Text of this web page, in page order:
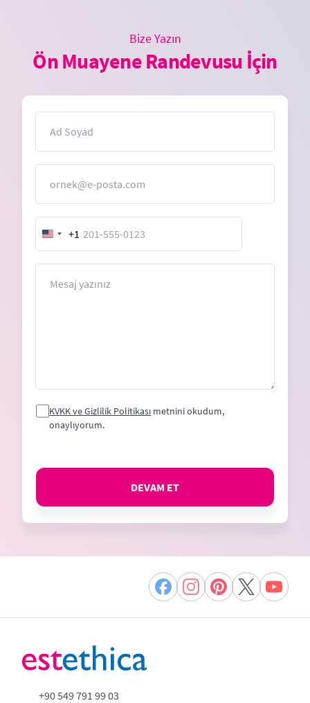
Bize Yazın
Ön Muayene Randevusu İçin
United
States
+1
KVKK ve Gizlilik Politikası metnini okudum,
onaylıyorum.
DEVAM ET
+90 549 791 99 03